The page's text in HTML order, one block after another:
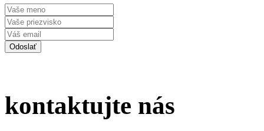
kontaktujte nás